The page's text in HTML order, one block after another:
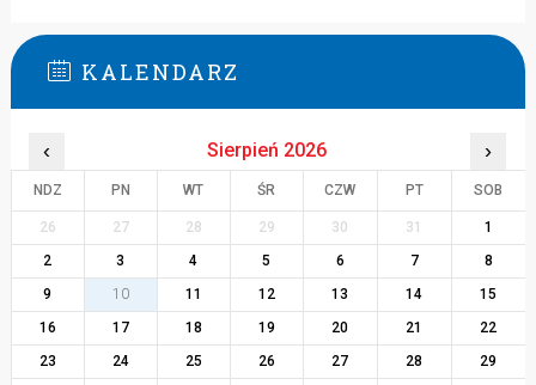
KALENDARZ
‹ Sierpień 2026 ›
NDZ PN WT ŚR CZW PT SOB
26 27 28 29 30 31
1
2
3 4 5 6 7
8
9
10 11 12 13 14
15
16
17 18 19 20 21
22
23
24 25 26 27 28
29